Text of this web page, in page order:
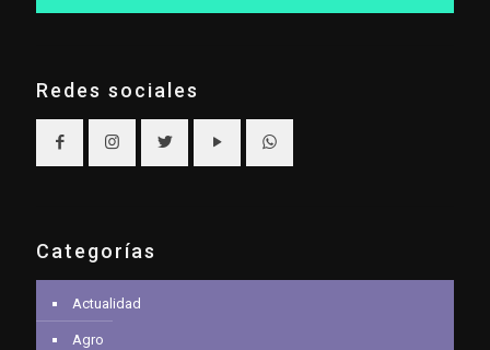
Redes sociales
Categorías
Actualidad
Agro